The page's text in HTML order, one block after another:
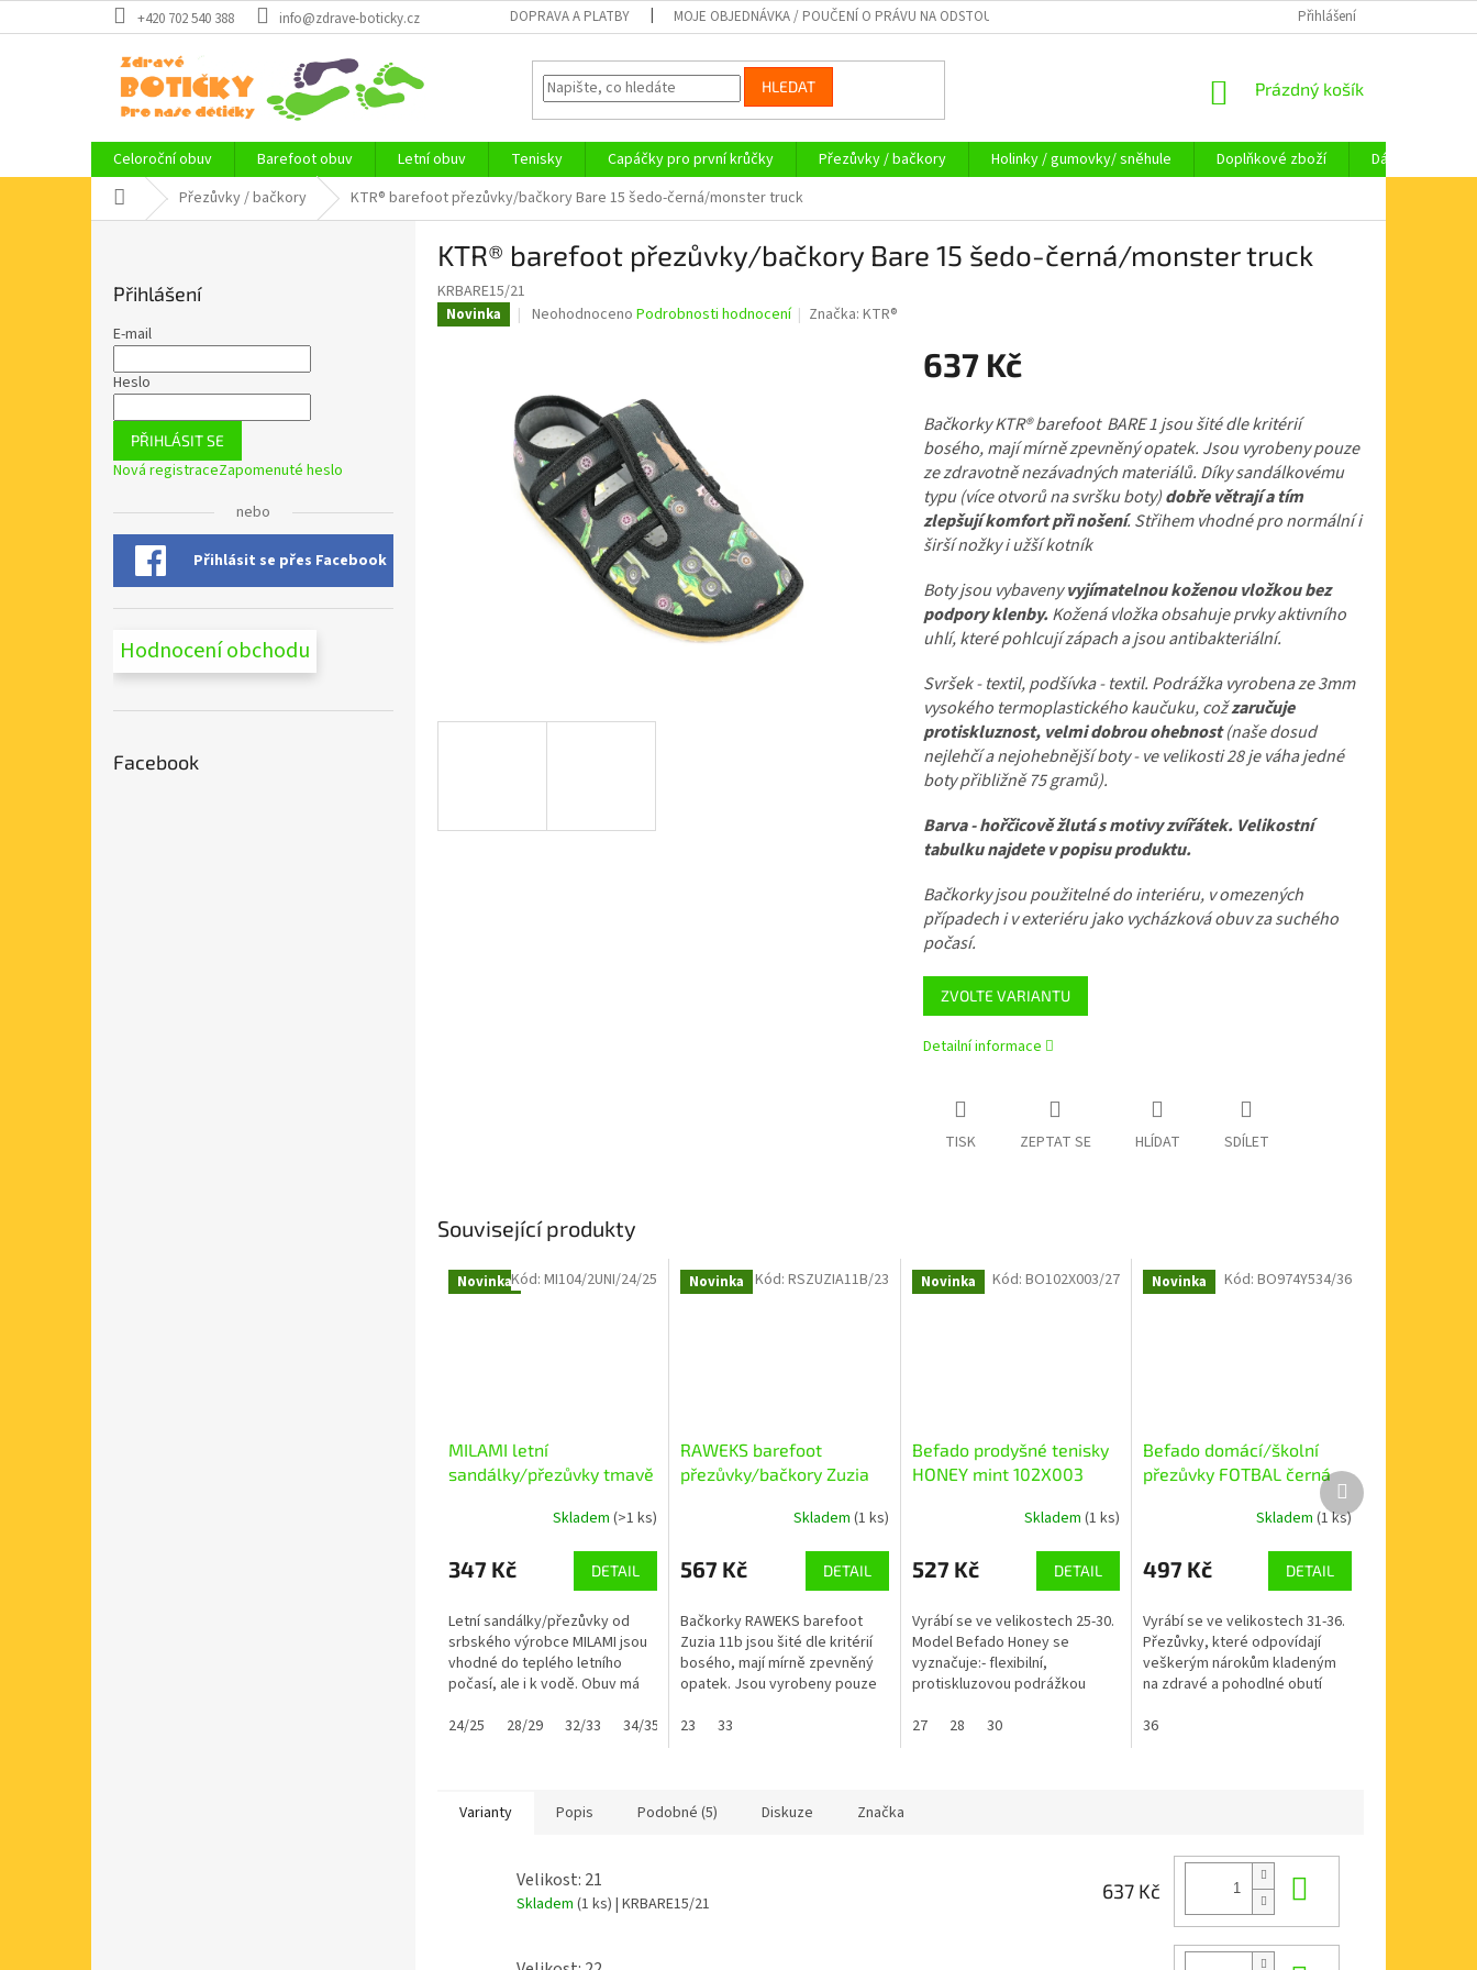
na
+420 702 540 388 info@zdrave-boticky.cz DOPRAVA A PLATBY MOJE OBJEDNÁVKA / POUČENÍ O PRÁVU NA ODSTOUPENÍ OD SMLOUVY KAMENNÁ PRODEJNA
Přihlášení
HLEDAT
NÁKUPNÍ
Prázdný košík
Celoroční obuv Barefoot obuv Letní obuv Tenisky Capáčky pro první krůčky Přezůvky / bačkory Holinky / gumovky/ sněhule Doplňkové zboží
Dárkové
Domů Přezůvky / bačkory KTR® barefoot přezůvky/bačkory Bare 15 šedo-černá/monster truck
Přihlášení
E-mail
Heslo
PŘIHLÁSIT SE
Nová registraceZapomenuté heslo
nebo
Přihlásit se přes Facebook
Hodnocení obchodu
Facebook
KTR® barefoot přezůvky/bačkory Bare 15 šedo-černá/monster truck
KRBARE15/21
Novinka
Průměrné
0,0
z
5
hvězdiček.
Neohodnoceno Podrobnosti hodnocení Značka:KTR®
637 Kč
cena:
ZVOLTE VARIANTU
Bačkorky KTR® barefoot BARE 1 jsou šité dle kritérií
bosého, mají mírně zpevněný opatek. Jsou vyrobeny pouze
ze zdravotně nezávadných materiálů. Díky sandálkovému
typu (více otvorů na svršku boty)dobře větrají a tím
zlepšují komfort při nošení. Střihem vhodné pro normální i
širší nožky i užší kotník
Boty jsou vybavenyvyjímatelnou koženou vložkou bez
podpory klenby.Kožená vložka obsahuje prvky aktivního
uhlí, které pohlcují zápach a jsou antibakteriální.
Svršek - textil, podšívka - textil. Podrážka vyrobena ze 3mm
vysokého termoplastického kaučuku, cožzaručuje
protiskluznost, velmi dobrou ohebnost(naše dosud
nejlehčí a nejohebnější boty - ve velikosti 28 je váha jedné
boty přibližně 75 gramů).
Barva - hořčicově žlutá s motivy zvířátek. Velikostní
tabulku najdete v popisu produktu.
Bačkorky jsou použitelné do interiéru, v omezených
případech i v exteriéru jako vycházková obuv za suchého
počasí.
Detailní informace
TISK ZEPTAT SE HLÍDAT SDÍLET
Související produkty
Novinka
MILAMI letní
sandálky/přezůvky tmavě
Skladem (>1 ks)
347 Kč DETAIL
Letní sandálky/přezůvky od
srbského výrobce MILAMI jsou
vhodné do teplého letního
počasí, ale i k vodě. Obuv má
i širším nožičkám s vyšším
24/25 28/29 32/33 34/35
Kód: MI104/2UNI/24/25 Novinka
RAWEKS barefoot
přezůvky/bačkory Zuzia
Skladem (1 ks)
567 Kč DETAIL
Bačkorky RAWEKS barefoot
Zuzia 11b jsou šité dle kritérií
bosého, mají mírně zpevněný
opatek. Jsou vyrobeny pouze
materiálů. Díky sandálkovému
23 33
Kód: RSZUZIA11B/23 Novinka
Befado prodyšné tenisky
HONEY mint 102X003
Skladem(1 ks)
527 Kč DETAIL
Vyrábí se ve velikostech 25-30.
Model Befado Honey se
vyznačuje:- flexibilní,
protiskluzovou podrážkou
místech doporučených
27 28 30
Kód:BO102X003/27 Novinka
Befado domácí/školní
přezůvky FOTBAL černá
Skladem (1 ks)
497 Kč DETAIL
Vyrábí se ve velikostech 31-36.
Přezůvky, které odpovídají
veškerým nárokům kladeným
na zdravé a pohodlné obutí
zadní část boty stabilizuje
36
Kód: BO974Y534/36
Další
produkt
Varianty Popis Podobné (5) Diskuze Značka
Velikost: 21
Skladem (1 ks) | KRBARE15/21
637 Kč